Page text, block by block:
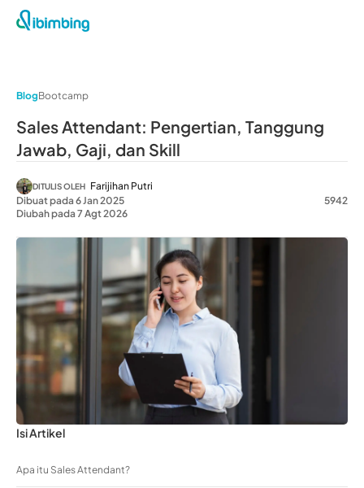
BlogBootcamp
Sales Attendant: Pengertian, Tanggung
Jawab, Gaji, dan Skill
DITULIS OLEH Farijihan Putri
Dibuat pada 6 Jan 2025
Diubah pada 7 Agt 2026
5942
Isi Artikel
Apa itu Sales Attendant?